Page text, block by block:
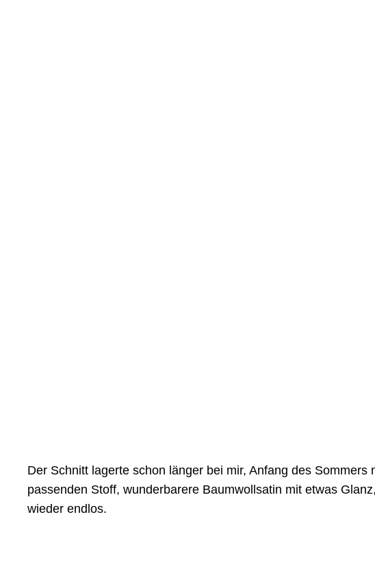
Der Schnitt lagerte schon länger bei mir, Anfang des
passenden Stoff, wunderbarere Baumwollsatin mit etwas
wieder endlos.